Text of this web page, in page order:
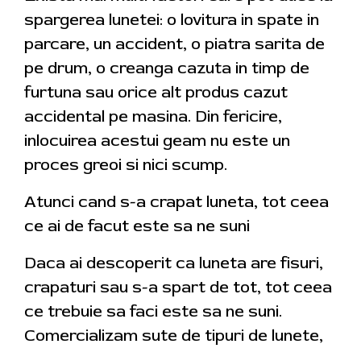
spargerea lunetei: o lovitura in spate in
parcare, un accident, o piatra sarita de
pe drum, o creanga cazuta in timp de
furtuna sau orice alt produs cazut
accidental pe masina. Din fericire,
inlocuirea acestui geam nu este un
proces greoi si nici scump.
Atunci cand s-a crapat luneta, tot ceea
ce ai de facut este sa ne suni
Daca ai descoperit ca luneta are fisuri,
crapaturi sau s-a spart de tot, tot ceea
ce trebuie sa faci este sa ne suni.
Comercializam sute de tipuri de lunete,